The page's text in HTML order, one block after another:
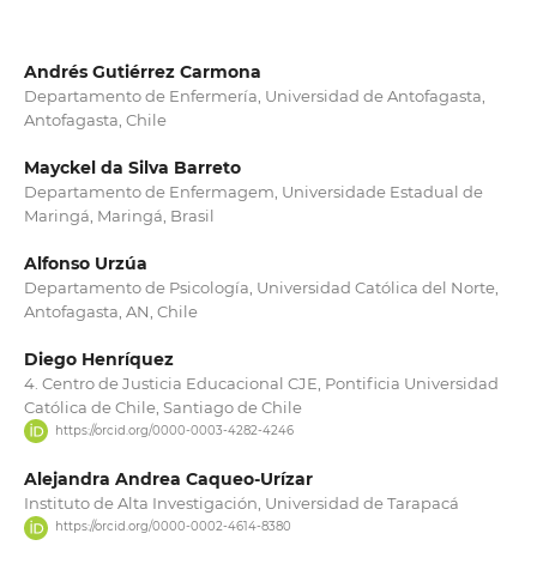
Andrés Gutiérrez Carmona
Departamento de Enfermería, Universidad de Antofagasta,
Antofagasta, Chile
Mayckel da Silva Barreto
Departamento de Enfermagem, Universidade Estadual de
Maringá, Maringá, Brasil
Alfonso Urzúa
Departamento de Psicología, Universidad Católica del Norte,
Antofagasta, AN, Chile
Diego Henríquez
4. Centro de Justicia Educacional CJE, Pontificia Universidad
Católica de Chile, Santiago de Chile
https://orcid.org/0000-0003-4282-4246
Alejandra Andrea Caqueo-Urízar
Instituto de Alta Investigación, Universidad de Tarapacá
https://orcid.org/0000-0002-4614-8380